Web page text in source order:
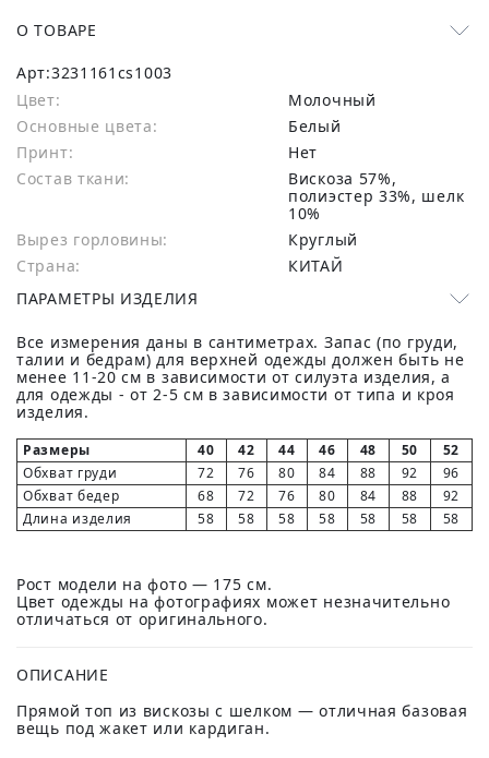
О ТОВАРЕ
Арт:3231161cs1003
Цвет:
Молочный
Основные цвета:
белый
Принт:
Нет
Состав ткани:
вискоза 57%,
полиэстер 33%, шелк
10%
Вырез горловины:
Круглый
Страна:
КИТАЙ
ПАРАМЕТРЫ ИЗДЕЛИЯ
Все измерения даны в сантиметрах. Запас (по груди,
талии и бедрам) для верхней одежды должен быть не
менее 11-20 см в зависимости от силуэта изделия, а
для одежды - от 2-5 см в зависимости от типа и кроя
изделия.
Размеры 40 42 44 46 48 50
52
Обхват груди
72 76 80 84 88 92
96
Обхват бедер
68 72 76 80 84 88
92
Длина изделия
58 58 58 58 58 58 58
Рост модели на фото — 175 см.
Цвет одежды на фотографиях может незначительно
отличаться от оригинального.
ОПИСАНИЕ
Прямой топ из вискозы с шелком — отличная базовая
вещь под жакет или кардиган.